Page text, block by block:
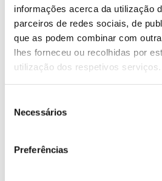
informações acerca da utilização
parceiros de redes sociais, de
que as podem combinar com
lhes forneceu ou recolhidas por
utilização dos respetivos serviços.
Necessários
Preferências
13.07.2026
Genoma do priolo e de outras
conhecer para conservar
Registar galhas de Trichi em